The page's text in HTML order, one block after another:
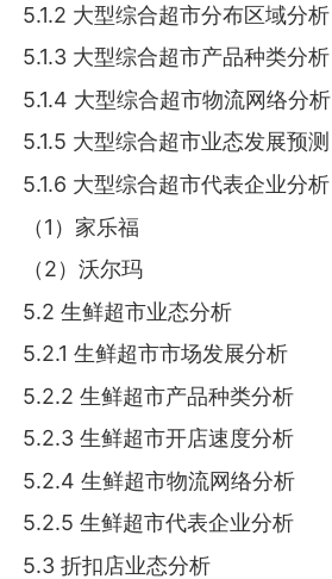
5.1.2 大型综合超市分布区域分析
5.1.3 大型综合超市产品种类分析
5.1.4 大型综合超市物流网络分析
5.1.5 大型综合超市业态发展预测
5.1.6 大型综合超市代表企业分析
（1）家乐福
（2）沃尔玛
5.2 生鲜超市业态分析
5.2.1 生鲜超市市场发展分析
5.2.2 生鲜超市产品种类分析
5.2.3 生鲜超市开店速度分析
5.2.4 生鲜超市物流网络分析
5.2.5 生鲜超市代表企业分析
5.3 折扣店业态分析